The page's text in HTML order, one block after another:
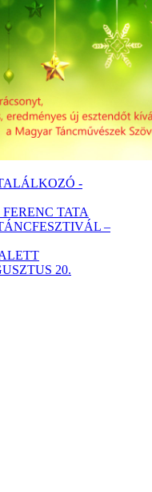
-
TATA
–
20.